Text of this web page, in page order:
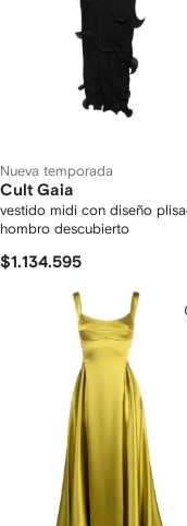
Nueva temporada
Cult Gaia
vestido midi con diseño
hombro descubierto
$1.134.595